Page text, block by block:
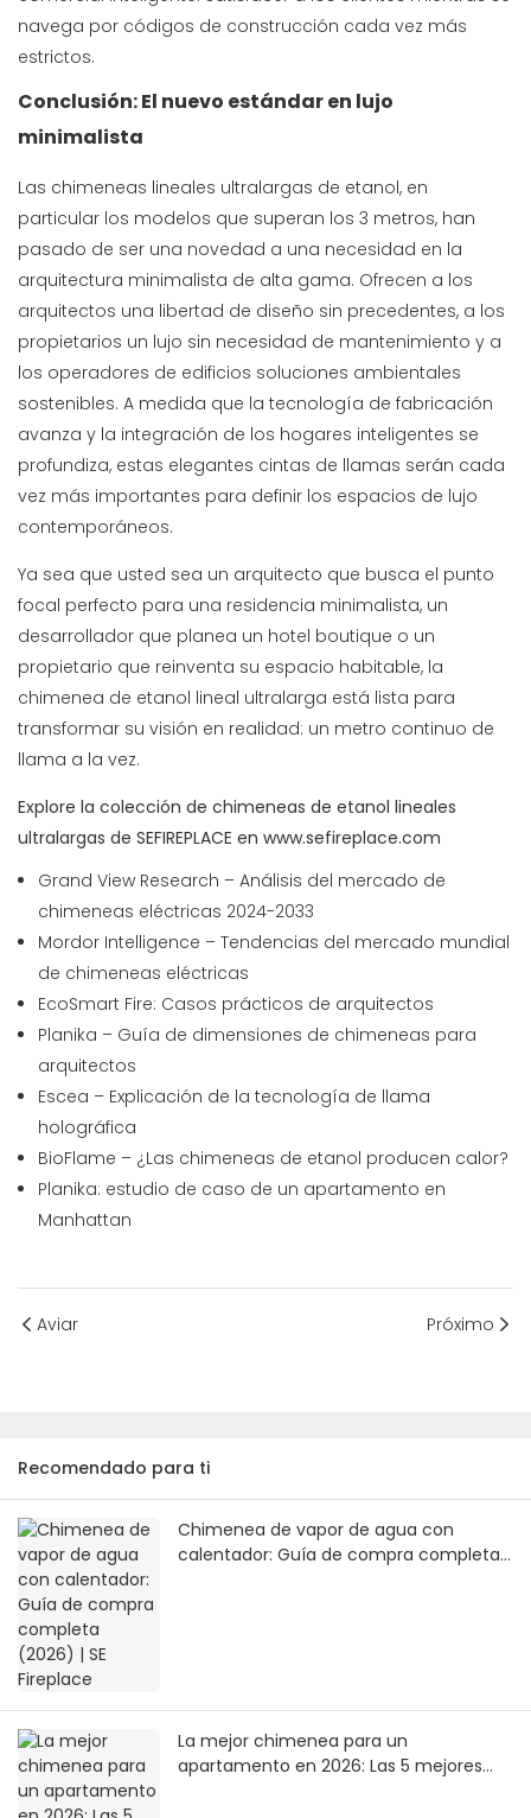
navega por códigos de construcción cada vez más
estrictos.
Conclusión: El nuevo estándar en lujo
minimalista
Las chimeneas lineales ultralargas de etanol, en
particular los modelos que superan los 3 metros, han
pasado de ser una novedad a una necesidad en la
arquitectura minimalista de alta gama. Ofrecen a los
arquitectos una libertad de diseño sin precedentes, a los
propietarios un lujo sin necesidad de mantenimiento y a
los operadores de edificios soluciones ambientales
sostenibles. A medida que la tecnología de fabricación
avanza y la integración de los hogares inteligentes se
profundiza, estas elegantes cintas de llamas serán cada
vez más importantes para definir los espacios de lujo
contemporáneos.
Ya sea que usted sea un arquitecto que busca el punto
focal perfecto para una residencia minimalista, un
desarrollador que planea un hotel boutique o un
propietario que reinventa su espacio habitable, la
chimenea de etanol lineal ultralarga está lista para
transformar su visión en realidad: un metro continuo de
llama a la vez.
Explore la colección de chimeneas de etanol lineales
ultralargas de SEFIREPLACE en www.sefireplace.com
Grand View Research – Análisis del mercado de
chimeneas eléctricas 2024-2033
Mordor Intelligence – Tendencias del mercado mundial
de chimeneas eléctricas
EcoSmart Fire: Casos prácticos de arquitectos
Planika – Guía de dimensiones de chimeneas para
arquitectos
Escea – Explicación de la tecnología de llama
holográfica
BioFlame – ¿Las chimeneas de etanol producen calor?
Planika: estudio de caso de un apartamento en
Manhattan
Aviar Próximo
Recomendado para ti
Chimenea de vapor de agua con
calentador: Guía de compra completa
La mejor chimenea para un
apartamento en 2026: Las 5 mejores